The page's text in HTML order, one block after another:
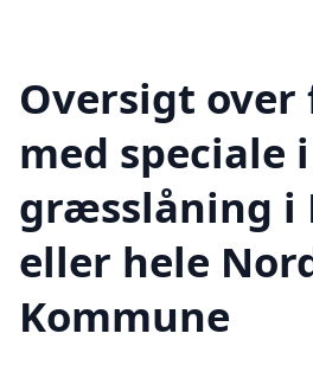
Oversigt
med speciale i
græsslåning i
eller hele
Kommune